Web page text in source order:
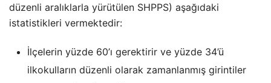
düzenli aralıklarla yürütülen SHPPS) aşağıdaki
istatistikleri vermektedir:
İlçelerin yüzde 60’ı gerektirir ve yüzde 34’ü
ilkokulların düzenli olarak zamanlanmış girintiler